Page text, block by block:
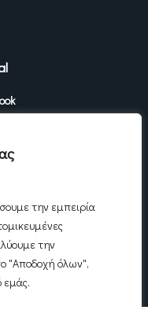
την εμπειρία
την
"Αποδοχή όλων",
εμάς.